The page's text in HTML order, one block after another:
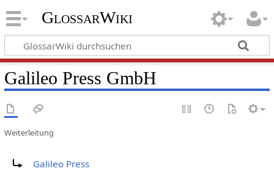
GlossarWiki
Galileo Press GmbH
Weiterleitung
Galileo Press